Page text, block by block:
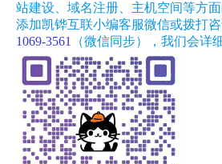
站建设、域名注册、主机空间等方
添加凯铧互联小编客服微信或拨打咨
1069-3561
（微信同步） ，我们会详